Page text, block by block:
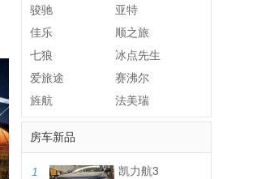
骏驰
亚特
佳乐
顺之旅
七狼
冰点先生
爱旅途
赛沸尔
旌航
法美瑞
房车新品
1
凯力航3